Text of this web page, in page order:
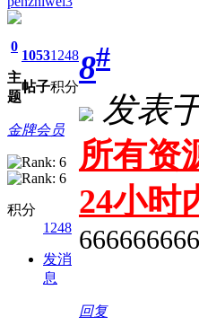
0
主
题
1053
帖子
1248
积分
金牌会员
积分
1248
发消
息
8#
发表
所有资
24小时
回复